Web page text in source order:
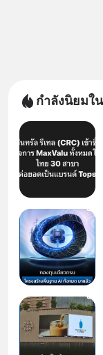
กำลังนิยมใ